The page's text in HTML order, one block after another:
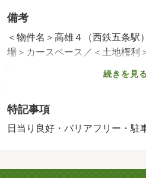
備考
＜物件名＞高雄４（西鉄五条
場＞カースペース／＜土地権利
ＤＫ／＜特徴＞【本日見学予
ヤマダ電機商品券プレゼント実
チン
建築確認：有/NO.第２４ＷＨＥ
続きを見る
特記事項
日当り良好・バリアフリー・駐